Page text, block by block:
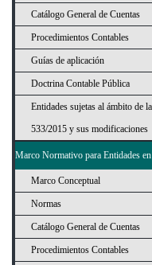
Catálogo General de Cuentas
Procedimientos Contables
Guías de aplicación
Doctrina Contable Pública
Entidades sujetas al ámbito de
533/2015 y sus modificaciones
Marco Normativo para Entidades
Marco Conceptual
Normas
Catálogo General de Cuentas
Procedimientos Contables